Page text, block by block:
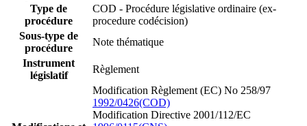
Type de
procédure
COD - Procédure législative ordinaire (ex-
procedure codécision)
Sous-type de
procédure
Note thématique
Instrument
législatif
Règlement
Modification Règlement (EC) No 258/97
1992/0426(COD)
Modification Directive 2001/112/EC